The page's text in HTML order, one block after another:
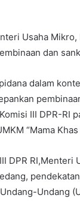
Usaha Mikro,
dan
dalam
III DPR-RI
“Mama Khas
DPR
Undang